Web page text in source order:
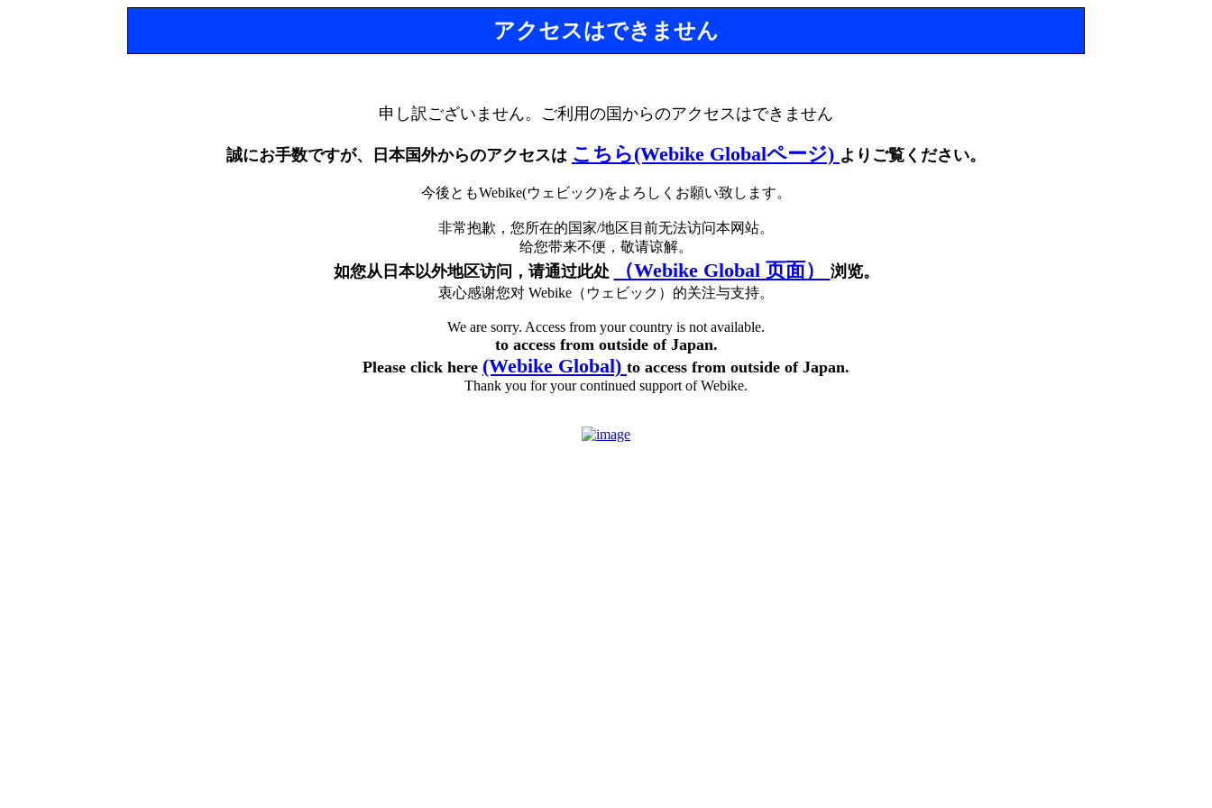
アクセスはできません
申し訳ございません。ご利用の国からのアクセスはできません
誠にお手数ですが、日本国外からのアクセスは こちら(Webike Globalページ) よりご覧ください。
今後ともWebike(ウェビック)をよろしくお願い致します。
非常抱歉，您所在的国家/地区目前无法访问本网站。
给您带来不便，敬请谅解。
如您从日本以外地区访问，请通过此处 （Webike Global 页面） 浏览。
衷心感谢您对 Webike（ウェビック）的关注与支持。
We are sorry. Access from your country is not available.
to access from outside of Japan.
Please click here (Webike Global) to access from outside of Japan.
Thank you for your continued support of Webike.